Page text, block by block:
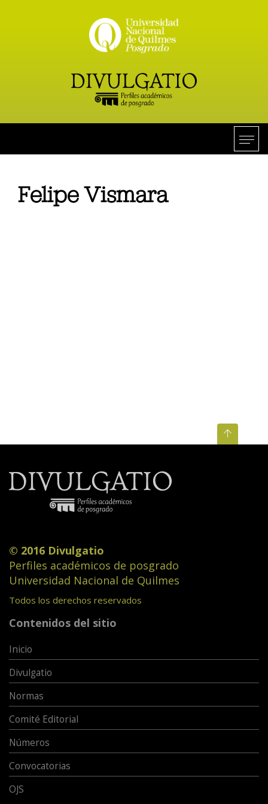
Felipe Vismara
© 2016 Divulgatio
Perfiles académicos de posgrado
Universidad Nacional de Quilmes
Todos los derechos reservados
Contenidos del sitio
Inicio
Divulgatio
Normas
Comité Editorial
Números
Convocatorias
OJS